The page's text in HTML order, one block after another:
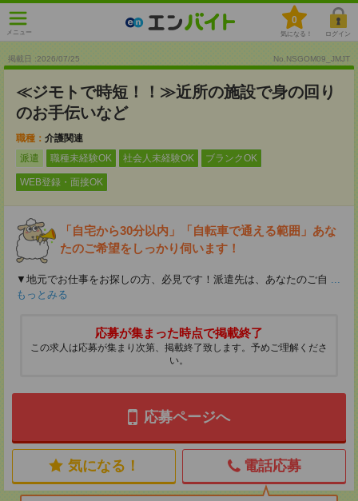
メニュー
0
気になる！ ログイン
掲載日 :2026/07/25 No.NSGOM09_JMJT
≪ジモトで時短！！≫近所の施設で身の回り
のお手伝いなど
職種： 介護関連
派遣
職種未経験OK 社会人未経験OK ブランクOK
WEB登録・面接OK
「自宅から30分以内」「自転車で通える範囲」あな
たのご希望をしっかり伺います！
▼地元でお仕事をお探しの方、必見です！派遣先は、あなたのご自 ...
もっとみる
応募が集まった時点で掲載終了
この求人は応募が集まり次第、掲載終了致します。予めご理解くださ
い。
応募ページへ
気になる！ 電話応募